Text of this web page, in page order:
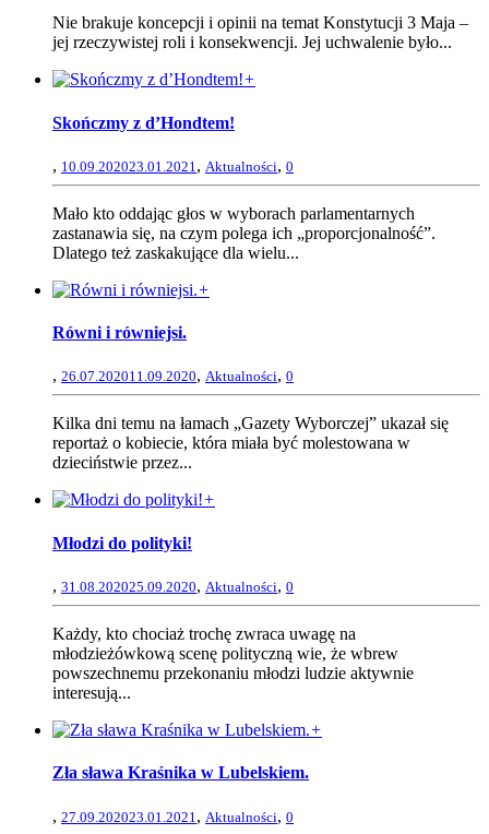
Nie brakuje koncepcji i opinii na temat Konstytucji 3 Maja –
jej rzeczywistej roli i konsekwencji. Jej uchwalenie było...
+
Skończmy z d’Hondtem!
, 10.09.202023.01.2021 , Aktualności, 0
Mało kto oddając głos w wyborach parlamentarnych
zastanawia się, na czym polega ich „proporcjonalność”.
Dlatego też zaskakujące dla wielu...
+
Równi i równiejsi.
, 26.07.202011.09.2020, Aktualności, 0
Kilka dni temu na łamach „Gazety Wyborczej” ukazał się
reportaż o kobiecie, która miała być molestowana w
dzieciństwie przez...
+
Młodzi do polityki!
, 31.08.202025.09.2020, Aktualności, 0
Każdy, kto chociaż trochę zwraca uwagę na
młodzieżówkową scenę polityczną wie, że wbrew
powszechnemu przekonaniu młodzi ludzie aktywnie
interesują...
+
Zła sława Kraśnika w Lubelskiem.
, 27.09.202023.01.2021 , Aktualności, 0